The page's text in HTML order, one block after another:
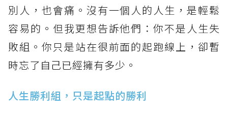
別人，也會痛。沒有一個人的人生，是輕鬆
容易的。但我更想告訴他們：你不是人生失
敗組。你只是站在很前面的起跑線上，卻暫
時忘了自己已經擁有多少。
人生勝利組，只是起點的勝利